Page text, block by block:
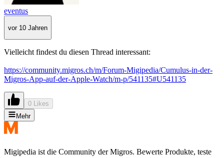
eventus
vor 10 Jahren
Vielleicht findest du diesen Thread interessant:
https://community.migros.ch/m/Forum-Migipedia/Cumulus-in-der-
Migros-App-auf-der-Apple-Watch/m-p/541135#U541135
0 Likes
Mehr
Migipedia ist die Community der Migros. Bewerte Produkte, teste